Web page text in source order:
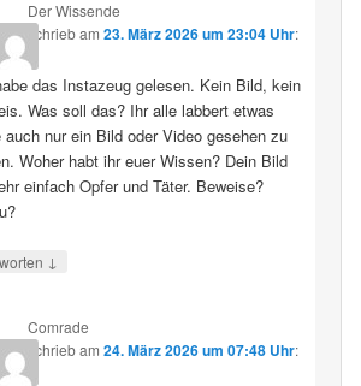
Der Wissende
schriebam23. März 2026 um 23:04 Uhr:
das Instazeug gelesen. Kein Bild, kein
Was soll das? Ihr alle labbert etwas
auch nur ein Bild oder Video gesehen zu
Woher habt ihr euer Wissen? Dein Bild
einfach Opfer und Täter. Beweise?
↓
Comrade
schriebam24. März 2026 um 07:48 Uhr: